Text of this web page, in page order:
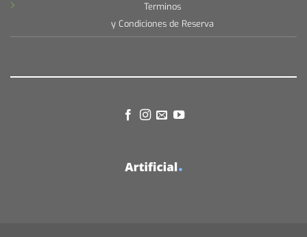
Terminos
y Condiciones de Reserva